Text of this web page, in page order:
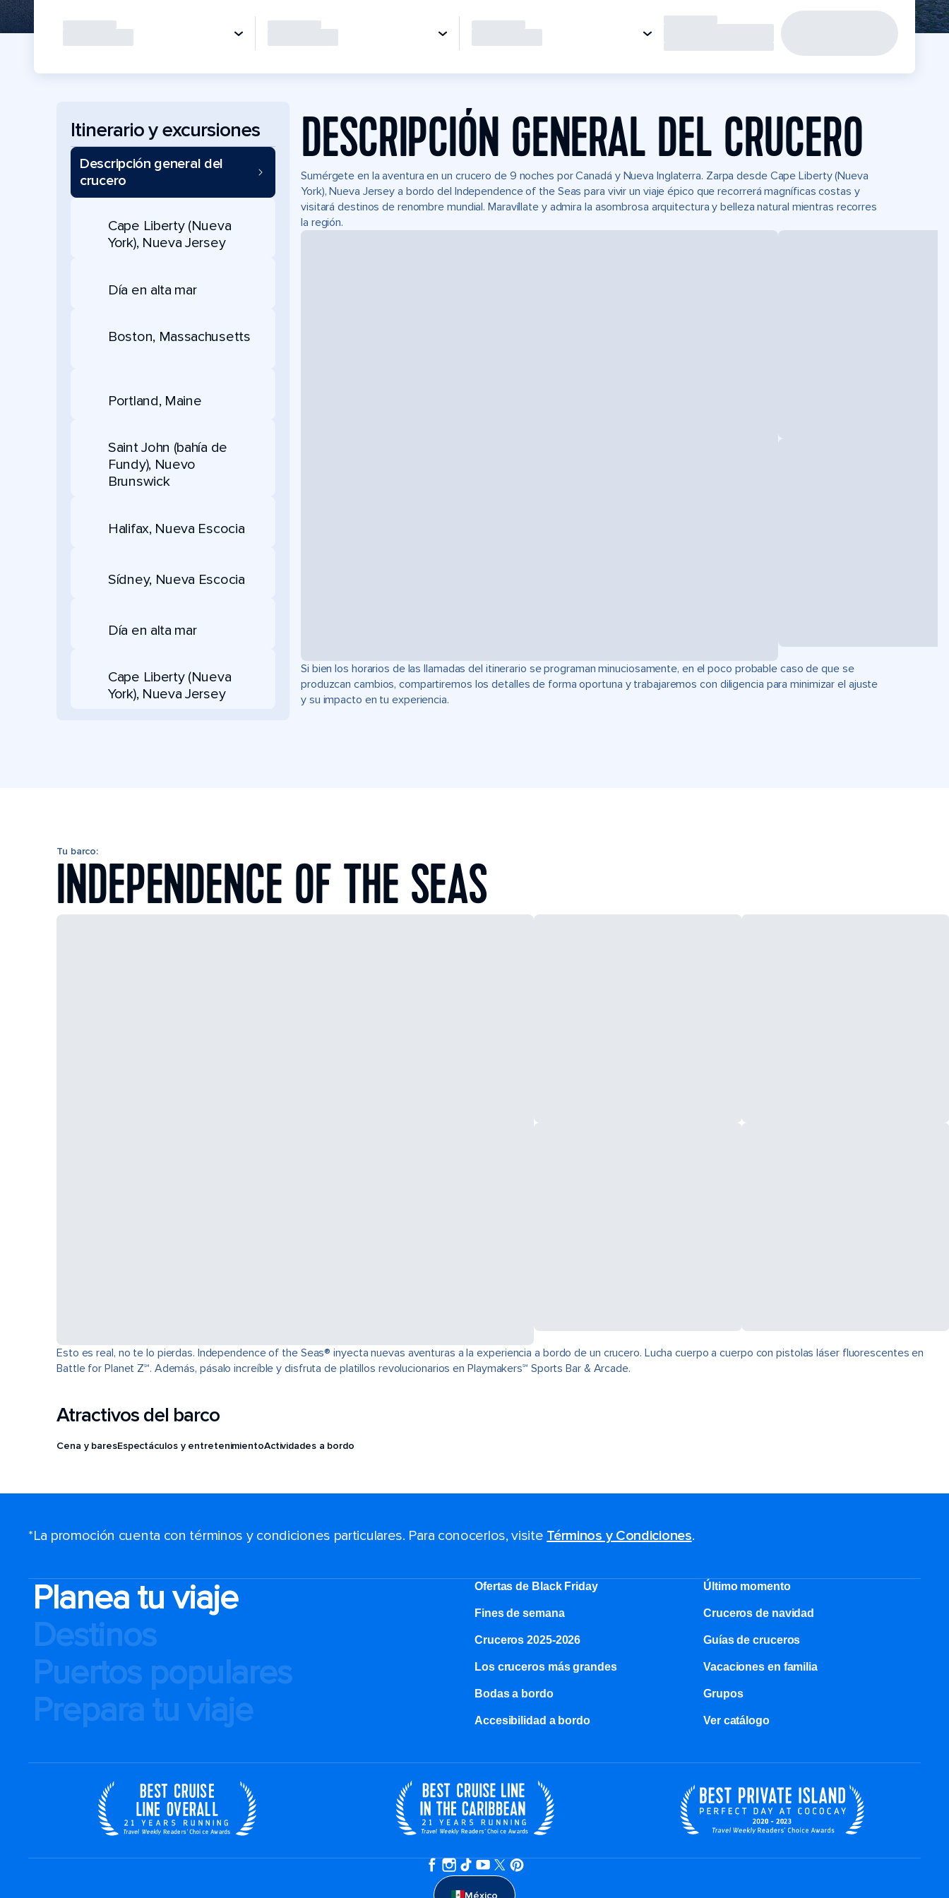
Itinerario y excursiones
Descripción general del
crucero
Cape Liberty (Nueva
York), Nueva Jersey
Día en alta mar
Boston, Massachusetts
Portland, Maine
Saint John (bahía de
Fundy), Nuevo
Brunswick
Halifax, Nueva Escocia
Sídney, Nueva Escocia
Día en alta mar
Cape Liberty (Nueva
York), Nueva Jersey
DESCRIPCIÓN GENERAL DEL CRUCERO
Sumérgete en la aventura en un crucero de 9 noches por Canadá y Nueva Inglaterra. Zarpa desde Cape Liberty (Nueva
York), Nueva Jersey a bordo del Independence of the Seas para vivir un viaje épico que recorrerá magníficas costas y
visitará destinos de renombre mundial. Maravíllate y admira la asombrosa arquitectura y belleza natural mientras recorres
la región.
Si bien los horarios de las llamadas del itinerario se programan minuciosamente, en el poco probable caso de que se
produzcan cambios, compartiremos los detalles de forma oportuna y trabajaremos con diligencia para minimizar el ajuste
y su impacto en tu experiencia.
Tu barco:
INDEPENDENCE OF THE SEAS
Esto es real, no te lo pierdas. Independence of the Seas® inyecta nuevas aventuras a la experiencia a bordo de un crucero. Lucha cuerpo a cuerpo con pistolas láser fluorescentes en
Battle for Planet Z℠. Además, pásalo increíble y disfruta de platillos revolucionarios en Playmakers℠ Sports Bar & Arcade.
Atractivos del barco
Cena y baresEspectáculos y entretenimientoActividades a bordo
*La promoción cuenta con términos y condiciones particulares. Para conocerlos, visite Términos y Condiciones.
Planea tu viaje
Destinos
Puertos populares
Prepara tu viaje
Ofertas de Black Friday Último momento
Fines de semana Cruceros de navidad
Cruceros 2025-2026 Guías de cruceros
Los cruceros más grandes Vacaciones en familia
Bodas a bordo Grupos
Accesibilidad a bordo Ver catálogo
México